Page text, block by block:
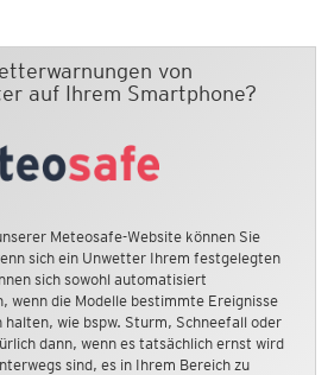
von
auf Ihrem Smartphone?
Meteosafe-Website können Sie
sich ein Unwetter Ihrem festgelegten
sich sowohl automatisiert
wenn die Modelle bestimmte Ereignisse
wie bspw. Sturm, Schneefall oder
dann, wenn es tatsächlich ernst wird
sind, es in Ihrem Bereich zu